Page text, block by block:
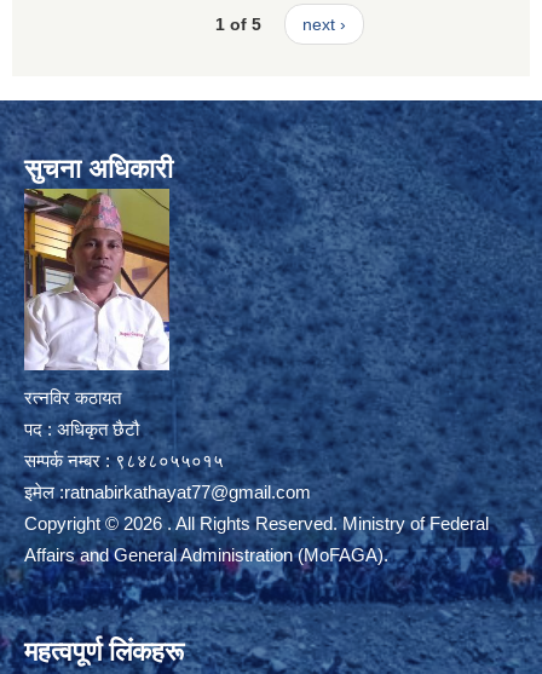
1 of 5 next ›
सुचना अधिकारी
रत्नविर कठायत
पद : अधिकृत छैटौ
सम्पर्क नम्बर : ९८४८०५५०१५
इमेल :ratnabirkathayat77@gmail.com
Copyright © 2026 . All Rights Reserved. Ministry of Federal
Affairs and General Administration (MoFAGA).
महत्वपूर्ण लिंकहरू